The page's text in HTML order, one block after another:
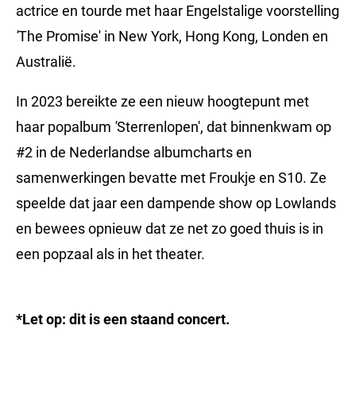
actrice en tourde met haar Engelstalige voorstelling
'The Promise' in New York, Hong Kong, Londen en
Australië.
In 2023 bereikte ze een nieuw hoogtepunt met
haar popalbum 'Sterrenlopen', dat binnenkwam op
#2 in de Nederlandse albumcharts en
samenwerkingen bevatte met Froukje en S10. Ze
speelde dat jaar een dampende show op Lowlands
en bewees opnieuw dat ze net zo goed thuis is in
een popzaal als in het theater.
*Let op: dit is een staand concert.